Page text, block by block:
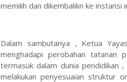
memilih dan dikembalikn ke instansi
Dalam sambutanya , Ketua
menghadapi perobahan tatanan
termasuk dalam dunia pendidikan
melakukan penyesuaian struktur